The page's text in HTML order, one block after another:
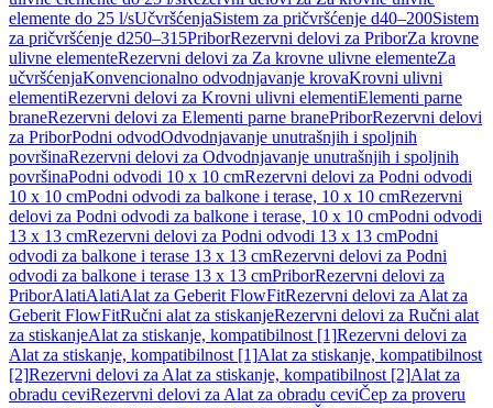
elemente do 25 l/sUčvršćenjaSistem za pričvršćenje d40–200Sistem
za pričvršćenje d250–315PriborRezervni delovi za PriborZa krovne
ulivne elementeRezervni delovi za Za krovne ulivne elementeZa
učvršćenjaKonvencionalno odvodnjavanje krovaKrovni ulivni
elementiRezervni delovi za Krovni ulivni elementiElementi parne
braneRezervni delovi za Elementi parne branePriborRezervni delovi
za PriborPodni odvodOdvodnjavanje unutrašnjih i spoljnih
površinaRezervni delovi za Odvodnjavanje unutrašnjih i spoljnih
površinaPodni odvodi 10 x 10 cmRezervni delovi za Podni odvodi
10 x 10 cmPodni odvodi za balkone i terase, 10 x 10 cmRezervni
delovi za Podni odvodi za balkone i terase, 10 x 10 cmPodni odvodi
13 x 13 cmRezervni delovi za Podni odvodi 13 x 13 cmPodni
odvodi za balkone i terase 13 x 13 cmRezervni delovi za Podni
odvodi za balkone i terase 13 x 13 cmPriborRezervni delovi za
PriborAlatiAlatiAlat za Geberit FlowFitRezervni delovi za Alat za
Geberit FlowFitRučni alat za stiskanjeRezervni delovi za Ručni alat
za stiskanjeAlat za stiskanje, kompatibilnost [1]Rezervni delovi za
Alat za stiskanje, kompatibilnost [1]Alat za stiskanje, kompatibilnost
[2]Rezervni delovi za Alat za stiskanje, kompatibilnost [2]Alat za
obradu ceviRezervni delovi za Alat za obradu ceviČep za proveru